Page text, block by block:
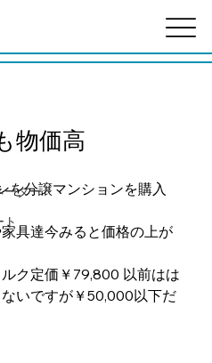
ーター
物価高
を分譲マンションを購入
具達今みると価格の上が
ク定価￥79,800 以前はは
いですが￥50,000以下だ